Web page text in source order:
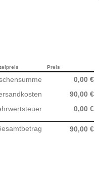
Preis
0,00 €
90,00 €
0,00 €
90,00 €